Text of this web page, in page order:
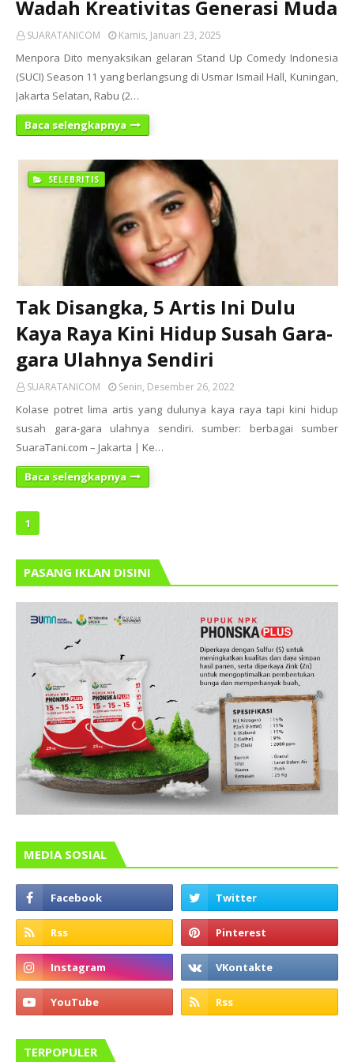
Wadah Kreativitas Generasi Muda
SUARATANICOM Kamis, Januari 23, 2025
Menpora Dito menyaksikan gelaran Stand Up Comedy Indonesia
(SUCI) Season 11 yang berlangsung di Usmar Ismail Hall, Kuningan,
Jakarta Selatan, Rabu (2…
Baca selengkapnya
SELEBRITIS
Tak Disangka, 5 Artis Ini Dulu
Kaya Raya Kini Hidup Susah Gara-
gara Ulahnya Sendiri
SUARATANICOM Senin, Desember 26, 2022
Kolase potret lima artis yang dulunya kaya raya tapi kini hidup
susah gara-gara ulahnya sendiri. sumber: berbagai sumber
SuaraTani.com – Jakarta | Ke…
Baca selengkapnya
1
PASANG IKLAN DISINI
MEDIA SOSIAL
TERPOPULER